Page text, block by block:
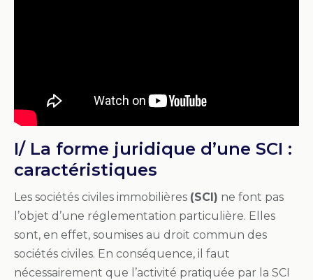
I/ La forme juridique d’une SCI :
caractéristiques
Les sociétés civiles immobilières (SCI) ne font pas
l’objet d’une réglementation particulière. Elles
sont, en effet, soumises au droit commun des
sociétés civiles. En conséquence, il faut
nécessairement que l’activité pratiquée par la SCI